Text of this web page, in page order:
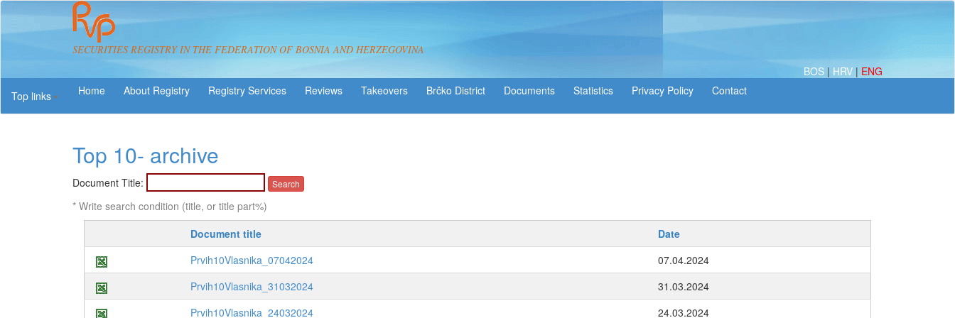
SECURITIES REGISTRY IN THE FEDERATION OF BOSNIA AND HERZEGOVINA
BOS | HRV | ENG
Top links
About Registry Registry Services Reviews Takeovers Brčko District Statistics
Top 10- archive
Document Title:
* Write search condition (title, or title part%)
Document title
Date
Prvih10Vlasnika_07042024
07.04.2024
Prvih10Vlasnika_31032024
31.03.2024
Prvih10Vlasnika_24032024
24.03.2024